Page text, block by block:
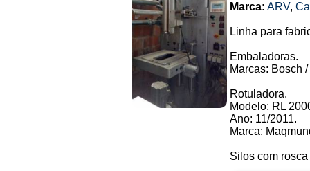
Marca: ARV,
Linha para
Embaladoras.
Marcas: Bosch
Rotuladora.
Modelo: RL
Ano: 11/2011.
Marca:
Silos com